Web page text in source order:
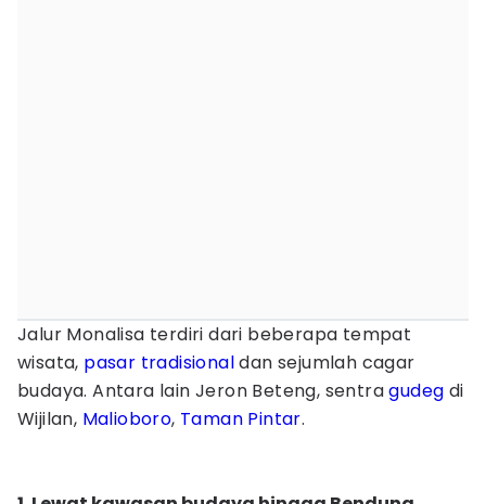
Jalur Monalisa terdiri dari beberapa tempat
wisata, pasar tradisionaldan sejumlah cagar
budaya. Antara lain Jeron Beteng, sentragudeg di
Wijilan, Malioboro, Taman Pintar.